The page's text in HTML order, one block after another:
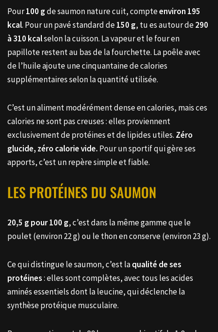
Pour100 gde saumon nature cuit, compteenviron 195
kcal. Pour un pavé standard de150 g, tu es autour de290
à 310 kcalselon la cuisson. La vapeur et le four en
papillote restent au bas de la fourchette. La poêle avec
de l’huile ajoute une cinquantaine de calories
supplémentaires selon la quantité utilisée.
C’est un aliment modérément dense en calories, mais ces
calories ne sont pas creuses : elles proviennent
exclusivement de protéines et de lipides utiles. Zéro
glucide, zéro calorie vide. Pour un sportif qui gère ses
apports, c’est un repère simple et fiable.
LES PROTÉINES DU SAUMON
20,5 g pour 100 g, c’est dans la même gamme que le
poulet (environ 22 g) ou le thon en conserve (environ 23 g).
Ce qui distingue le saumon, c’est laqualité de ses
protéines: elles sont complètes, avec tous les acides
aminés essentiels dont la leucine, qui déclenche la
synthèse protéique musculaire.